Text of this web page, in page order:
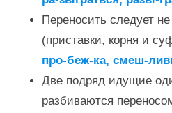
Переносить следует
(приставки, корня и
про-беж-ка, смеш-
Две подряд идущие
разбиваются